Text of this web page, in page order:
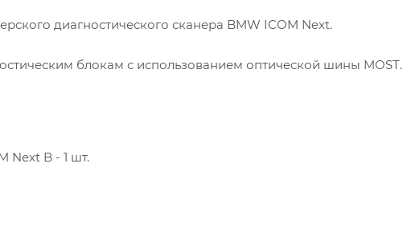
диагностического сканера BMW ICOM Next.
блокам с использованием оптической шины MOST.
Next B - 1 шт.